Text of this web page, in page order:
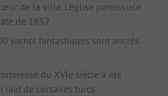
de la ville. L'église paroissiale
de 1857.
yachts fantastiques sont ancrés
du XVIe siècle a été
raid de corsaires turcs.